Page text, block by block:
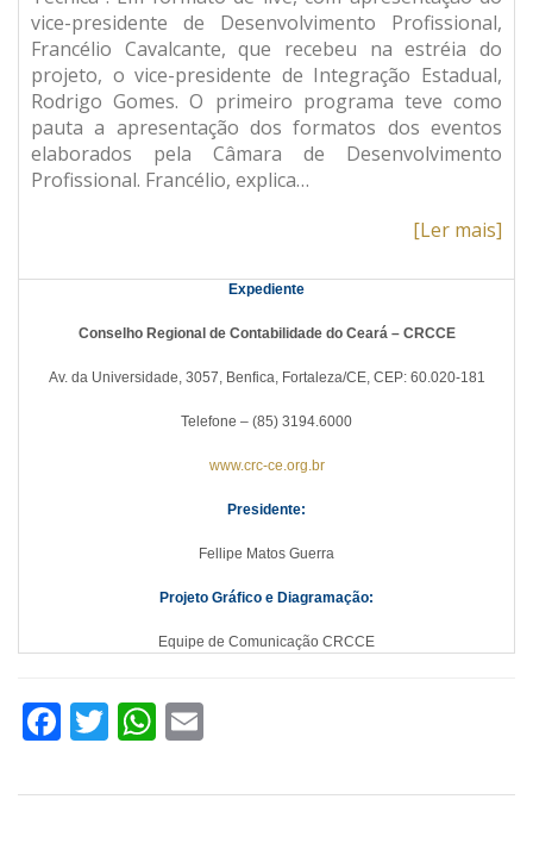
vice-presidente de Desenvolvimento Profissional,
Francélio Cavalcante, que recebeu na estréia do
projeto, o vice-presidente de Integração Estadual,
Rodrigo Gomes. O primeiro programa teve como
pauta a apresentação dos formatos dos eventos
elaborados pela Câmara de Desenvolvimento
Profissional. Francélio, explica…
[Ler mais]
Expediente
Conselho Regional de Contabilidade do Ceará – CRCCE
Av. da Universidade, 3057, Benfica, Fortaleza/CE, CEP: 60.020-181
Telefone – (85) 3194.6000
www.crc-ce.org.br
Presidente:
Fellipe Matos Guerra
Projeto Gráfico e Diagramação:
Equipe de Comunicação CRCCE
Facebook
TwitterWhatsApp